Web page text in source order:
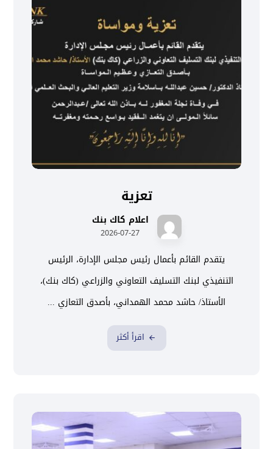
تعزية
اعلام كاك بنك
2026-07-27
يتقدم القائم بأعمال رئيس مجلس الإدارة، الرئيس
التنفيذي لبنك التسليف التعاوني والزراعي (كاك بنك)،
الأستاذ/ حاشد محمد الهمداني، بأصدق التعازي ...
اقرأ أكثر